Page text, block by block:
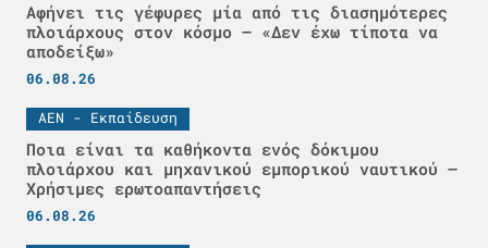
Αφήνει τις γέφυρες μία από τις διασημότερες
πλοιάρχους στον κόσμο – «Δεν έχω τίποτα να
αποδείξω»
06.08.26
ΑΕΝ - Εκπαίδευση
Ποια είναι τα καθήκοντα ενός δόκιμου
πλοιάρχου και μηχανικού εμπορικού ναυτικού –
Χρήσιμες ερωτοαπαντήσεις
06.08.26